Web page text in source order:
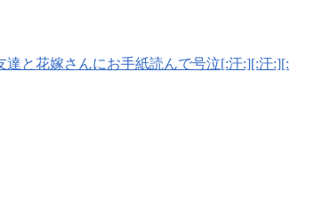
と花嫁さんにお手紙読んで号泣[:汗:][:汗:][: